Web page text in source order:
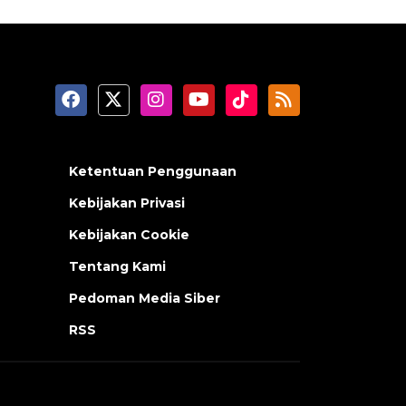
Ketentuan Penggunaan
Kebijakan Privasi
Kebijakan Cookie
Tentang Kami
Pedoman Media Siber
RSS